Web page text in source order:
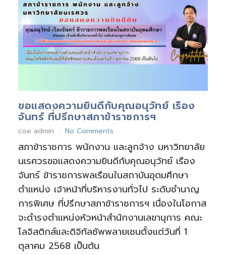
ขอแสดงความยินดีกับคุณอนุวัทย์ เรือง
จันทร์ ที่ปรึกษาสภาข้าราชการฯ
coe admin No Comments
สภาข้าราชการ พนักงาน และลูกจ้าง มหาวิทยาลัย
นเรศวรขอแสดงความยินดีกับคุณอนุวัทย์ เรือง
จันทร์ ข้าราชการพลเรือนในสถาบันอุดมศึกษา
ตำแหน่ง เจ้าหน้าที่บริหารงานทั่วไป ระดับชำนาญ
การพิเศษ ที่ปรึกษาสภาข้าราชการฯ เนื่องในโอกาส
จะดำรงตำแหน่งหัวหน้าสำนักงานเลขานุการ คณะ
โลจิสติกส์และดิจิทัลซัพพลายเชนตั้งแต่วันที่ 1
ตุลาคม 2568 เป็นต้น